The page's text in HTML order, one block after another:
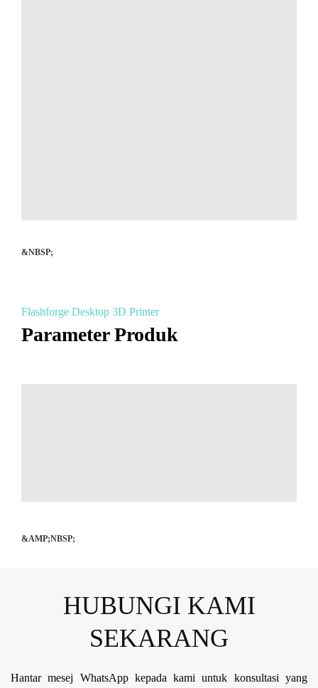
&NBSP;
Flashforge Desktop 3D Printer
Parameter Produk
&AMP;NBSP;
HUBUNGI KAMI
SEKARANG
Hantar mesej WhatsApp kepada kami untuk konsultasi yang